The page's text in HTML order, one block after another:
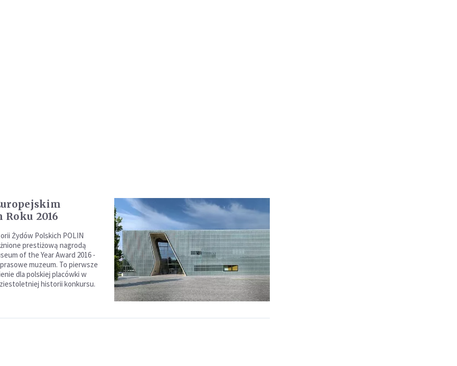
Roku 2016
Żydów Polskich POLIN
prestiżową nagrodą
of the Year Award 2016 -
muzeum. To pierwsze
dla polskiej placówki w
historii konkursu.